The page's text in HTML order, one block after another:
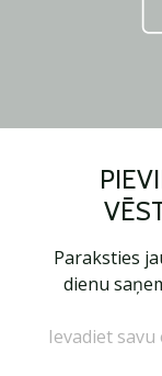
Paraksties
dienu